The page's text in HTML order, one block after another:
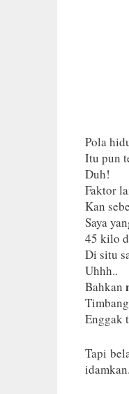
Pola
Itu pun
Duh!
Faktor
Kan
Saya
45 kilo
Di situ
Uhhh..
Bahkan
Enggak
Tapi
idamkan.